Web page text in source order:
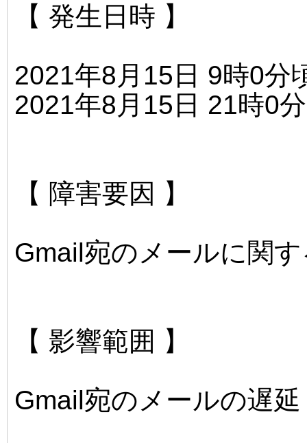
【 発生日時 】
2021年8月15日 9時0分
2021年8月15日 21時0
【 障害要因 】
Gmail宛のメールに関
【 影響範囲 】
Gmail宛のメールの遅延